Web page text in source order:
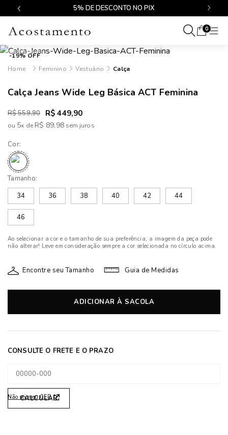
5% DE DESCONTO NO PIX
0
-19% OFF
Feminino
Vestuário Calça
Calça Jeans Wide Leg Básica ACT Feminina
R$ 559,90 R$ 449,90
ou 5x deR$ 89,98
Cor:
Tamanho:
34
36 38 40 42 44
46
Ao selecionar a cor e o tamanho de sua preferência, a imagem da peça pode
não alterar! Leve em consideração sempre a cor selecionada no círculo acima.
Encontre seu Tamanho Guia de Medidas
ADICIONAR À SACOLA
Não sei meu CEP